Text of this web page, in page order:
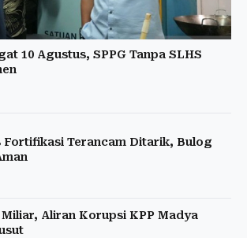
10 Agustus, SPPG Tanpa SLHS
Fortifikasi Terancam Ditarik, Bulog
Miliar, Aliran Korupsi KPP Madya